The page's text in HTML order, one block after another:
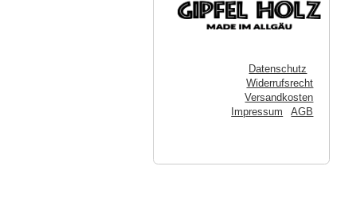
Datenschutz
Widerrufsrecht
Versandkosten
Impressum
AGB